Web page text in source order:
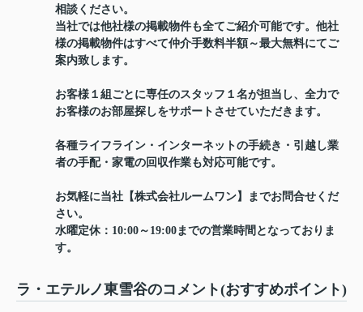
相談ください。
当社では他社様の掲載物件も全てご紹介可能です。他社
様の掲載物件はすべて仲介手数料半額～最大無料にてご
案内致します。
お客様１組ごとに専任のスタッフ１名が担当し、全力で
お客様のお部屋探しをサポートさせていただきます。
各種ライフライン・インターネットの手続き・引越し業
者の手配・家電の回収作業も対応可能です。
お気軽に当社【株式会社ルームワン】までお問合せくだ
さい。
水曜定休：10:00～19:00までの営業時間となっておりま
す。
ラ・エテルノ東雪谷のコメント(おすすめポイント)